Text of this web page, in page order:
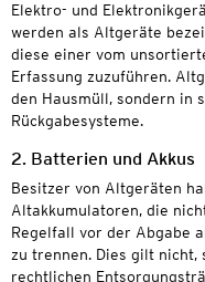
Elektro- und
werden als Altgeräte
diese einer vom
Erfassung zuzuführen.
den Hausmüll, sondern in
Rückgabesysteme.
2. Batterien und Akkus
Besitzer von Altgeräten
Altakkumulatoren, die
Regelfall vor der Abgabe
zu trennen. Dies gilt
rechtlichen